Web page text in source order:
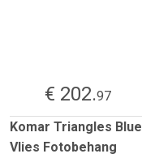
€ 202.97
Komar Triangles Blue
Vlies Fotobehang